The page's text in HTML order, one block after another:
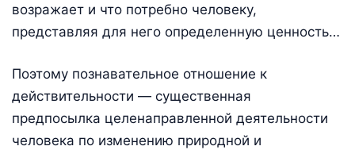
возражает и что потребно человеку,
представляя для него определенную ценность…
Поэтому познавательное отношение к
действительности — существенная
предпосылка целенаправленной деятельности
человека по изменению природной и